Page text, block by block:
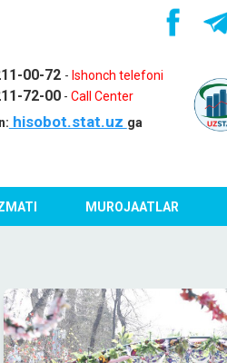
00-72 - Ishonch telefoni
72-00- Call Center
hisobot.stat.uz ga
MUROJAATLAR